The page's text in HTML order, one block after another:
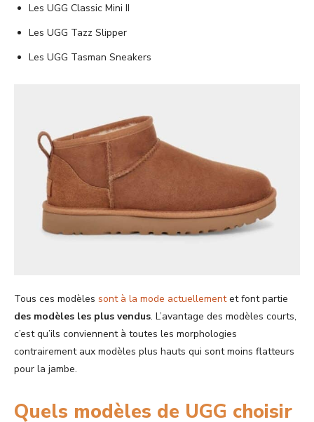
Les UGG Classic Mini II
Les UGG Tazz Slipper
Les UGG Tasman Sneakers
Tous ces modèles sont à la mode actuellementet font partie
des modèles les plus vendus. L’avantage des modèles courts,
c’est qu’ils conviennent à toutes les morphologies
contrairement aux modèles plus hauts qui sont moins flatteurs
pour la jambe.
Quels modèles de UGG choisir